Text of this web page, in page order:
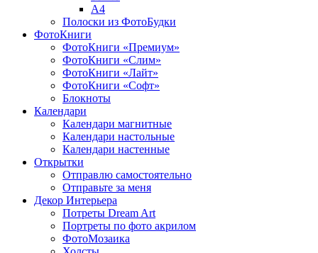
A4
Полоски из ФотоБудки
ФотоКниги
ФотоКниги «Премиум»
ФотоКниги «Слим»
ФотоКниги «Лайт»
ФотоКниги «Софт»
Блокноты
Календари
Календари магнитные
Календари настольные
Календари настенные
Открытки
Отправлю самостоятельно
Отправьте за меня
Декор Интерьера
Потреты Dream Art
Портреты по фото акрилом
ФотоМозаика